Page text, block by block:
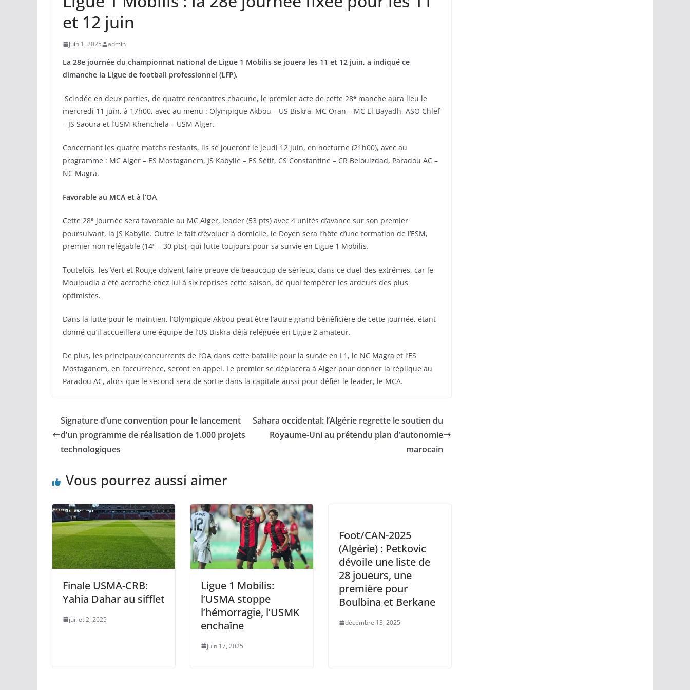
et 12 juin
juin 1, 2025 admin
La 28e journée du championnat national de Ligue 1 Mobilis se jouera les 11 et 12 juin, a indiqué ce
dimanche la Ligue de football professionnel (LFP).
Scindée en deux parties, de quatre rencontres chacune, le premier acte de cette 28e manche aura lieu le
mercredi 11 juin, à 17h00, avec au menu : Olympique Akbou – US Biskra, MC Oran – MC El-Bayadh, ASO Chlef
– JS Saoura et l’USM Khenchela – USM Alger.
Concernant les quatre matchs restants, ils se joueront le jeudi 12 juin, en nocturne (21h00), avec au
programme : MC Alger – ES Mostaganem, JS Kabylie – ES Sétif, CS Constantine – CR Belouizdad, Paradou AC –
NC Magra.
Favorable au MCA et à l’OA
Cette 28e journée sera favorable au MC Alger, leader (53 pts) avec 4 unités d’avance sur son premier
poursuivant, la JS Kabylie. Outre le fait d’évoluer à domicile, le Doyen sera l’hôte d’une formation de l’ESM,
premier non relégable (14e – 30 pts), qui lutte toujours pour sa survie en Ligue 1 Mobilis.
Toutefois, les Vert et Rouge doivent faire preuve de beaucoup de sérieux, dans ce duel des extrêmes, car le
Mouloudia a été accroché chez lui à six reprises cette saison, de quoi tempérer les ardeurs des plus
optimistes.
Dans la lutte pour le maintien, l’Olympique Akbou peut être l’autre grand bénéficière de cette journée, étant
donné qu’il accueillera une équipe de l’US Biskra déjà reléguée en Ligue 2 amateur.
De plus, les principaux concurrents de l’OA dans cette bataille pour la survie en L1, le NC Magra et l’ES
Mostaganem, en l’occurrence, seront en appel. Le premier se déplacera à Alger pour donner la réplique au
Paradou AC, alors que le second sera de sortie dans la capitale aussi pour défier le leader, le MCA.
Signature d’une convention pour le lancement
d’un programme de réalisation de 1.000 projets
technologiques
Sahara occidental: l’Algérie regrette le soutien du
Royaume-Uni au prétendu plan d’autonomie
marocain
Vous pourrez aussi aimer
Finale USMA-CRB:
Yahia Dahar au sifflet
juillet 2, 2025
Ligue 1 Mobilis:
l’USMA stoppe
l’hémorragie, l’USMK
enchaîne
juin 17, 2025
Foot/CAN-2025
(Algérie) : Petkovic
dévoile une liste de
28 joueurs, une
première pour
Boulbina et Berkane
décembre 13, 2025